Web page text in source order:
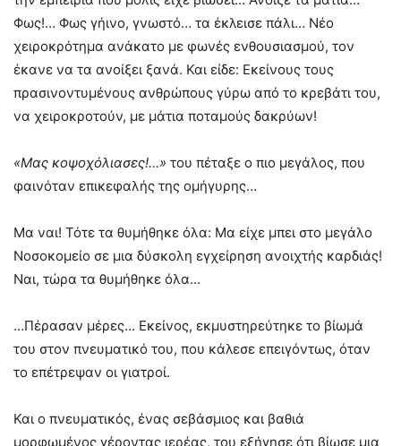
Φως!… Φως γήινο, γνωστό… τα έκλεισε πάλι… Νέο
χειροκρότημα ανάκατο με φωνές ενθουσιασμού, τον
έκανε να τα ανοίξει ξανά. Και είδε: Εκείνους τους
πρασινοντυμένους ανθρώπους γύρω από το κρεβάτι του,
να χειροκροτούν, με μάτια ποταμούς δακρύων!
«Μας κοψοχόλιασες!…» του πέταξε ο πιο μεγάλος, που
φαινόταν επικεφαλής της ομήγυρης…
Μα ναι! Τότε τα θυμήθηκε όλα: Μα είχε μπει στο μεγάλο
Νοσοκομείο σε μια δύσκολη εγχείρηση ανοιχτής καρδιάς!
Ναι, τώρα τα θυμήθηκε όλα…
…Πέρασαν μέρες… Εκείνος, εκμυστηρεύτηκε το βίωμά
του στον πνευματικό του, που κάλεσε επειγόντως, όταν
το επέτρεψαν οι γιατροί.
Και ο πνευματικός, ένας σεβάσμιος και βαθιά
μορφωμένος γέροντας ιερέας, του εξήγησε ότι βίωσε μια